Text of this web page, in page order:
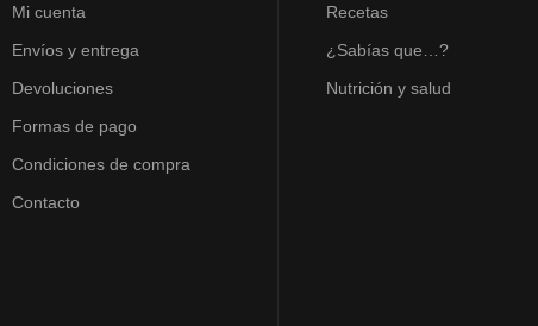
Mi cuenta
Envíos y entrega
Devoluciones
Formas de pago
Condiciones de compra
Contacto
Recetas
¿Sabías que…?
Nutrición y salud